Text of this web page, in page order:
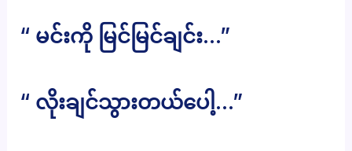
“ မင်းကို မြင်မြင်ချင်း…”
“ လိုးချင်သွားတယ်ပေါ့…”